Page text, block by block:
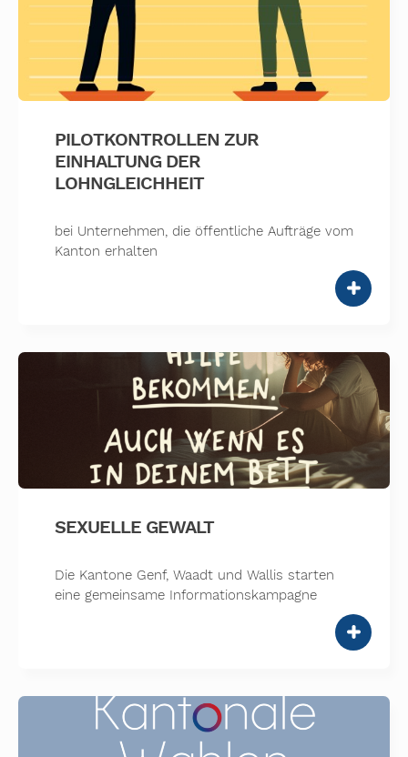
PILOTKONTROLLEN ZUR
EINHALTUNG DER
LOHNGLEICHHEIT
bei Unternehmen, die öffentliche Aufträge vom
Kanton erhalten
SEXUELLE GEWALT
Die Kantone Genf, Waadt und Wallis starten
eine gemeinsame Informationskampagne